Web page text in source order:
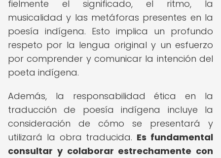
fielmente el significado, el ritmo, la
musicalidad y las metáforas presentes en la
poesía indígena. Esto implica un profundo
respeto por la lengua original y un esfuerzo
por comprender y comunicar la intención del
poeta indígena.
Además, la responsabilidad ética en la
traducción de poesía indígena incluye la
consideración de cómo se presentará y
utilizará la obra traducida. Es fundamental
consultar y colaborar estrechamente con